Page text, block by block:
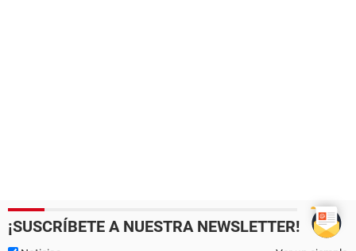
¡SUSCRÍBETE A NUESTRA NEWSLETTER!